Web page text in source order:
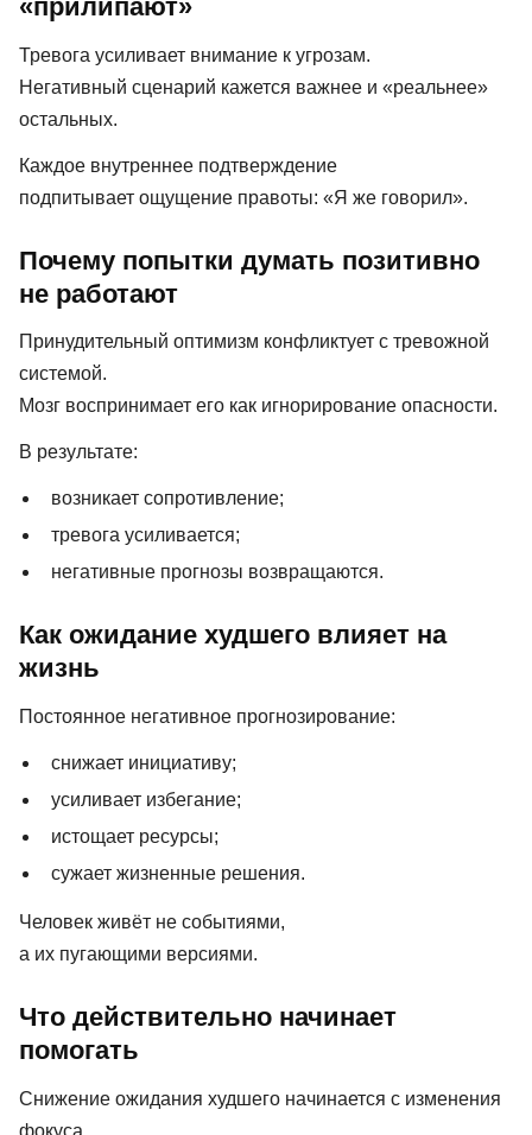
«прилипают»
Тревога усиливает внимание к угрозам.
Негативный сценарий кажется важнее и «реальнее»
остальных.
Каждое внутреннее подтверждение
подпитывает ощущение правоты: «Я же говорил».
Почему попытки думать позитивно
не работают
Принудительный оптимизм конфликтует с тревожной
системой.
Мозг воспринимает его как игнорирование опасности.
В результате:
возникает сопротивление;
тревога усиливается;
негативные прогнозы возвращаются.
Как ожидание худшего влияет на
жизнь
Постоянное негативное прогнозирование:
снижает инициативу;
усиливает избегание;
истощает ресурсы;
сужает жизненные решения.
Человек живёт не событиями,
а их пугающими версиями.
Что действительно начинает
помогать
Снижение ожидания худшего начинается с изменения
фокуса.